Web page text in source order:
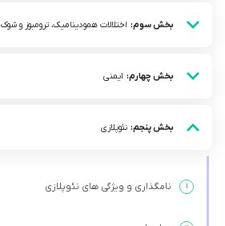
بخش سوم: اختلالات همودینامیک، ترومبوز و شوک
بخش چهارم: ایمنی
بخش پنجم: نئوپلازی
۱ نامگذاری و ویژگی های نئوپلازی